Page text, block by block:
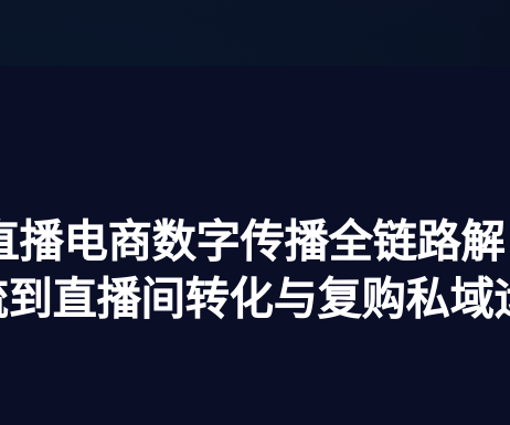
电商数字传播全链路解
直播间转化与复购私域